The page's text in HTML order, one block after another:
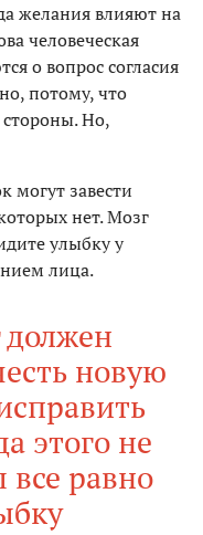
желания влияют на
человеческая
о вопрос согласия
потому, что
стороны. Но,
могут завести
нет. Мозг
улыбку у
лица.
должен
новую
этого не
все равно